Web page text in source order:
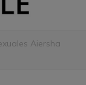
Aiersha